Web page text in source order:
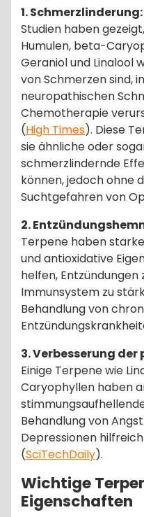
1. Schmerzlinderung:
Studien haben
Humulen, beta-
Geraniol und Linalool
von Schmerzen sind,
neuropathischen
Chemotherapie
(High Times)​. Diese
sie ähnliche oder
schmerzlindernde
können, jedoch ohne
Suchtgefahren von
2.
Terpene haben
und antioxidative
helfen, Entzündungen
Immunsystem zu
Behandlung von
3. Verbesserung
Einige Terpene wie
Caryophyllen haben
Behandlung von
Depressionen
(SciTechDaily)​.
Wichtige
Eigenschaften